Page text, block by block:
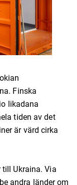
Finska
likadana
tiden av det
är värd cirka
Ukraina. Via
andra länder om